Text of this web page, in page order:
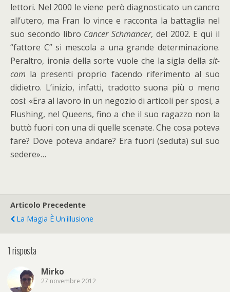
lettori. Nel 2000 le viene però diagnosticato un cancro
all’utero, ma Fran lo vince e racconta la battaglia nel
suo secondo libro Cancer Schmancer, del 2002. E qui il
“fattore C” si mescola a una grande determinazione.
Peraltro, ironia della sorte vuole che la sigla della sit-
com la presenti proprio facendo riferimento al suo
didietro. L’inizio, infatti, tradotto suona più o meno
così: «Era al lavoro in un negozio di articoli per sposi, a
Flushing, nel Queens, fino a che il suo ragazzo non la
buttò fuori con una di quelle scenate. Che cosa poteva
fare? Dove poteva andare? Era fuori (seduta) sul suo
sedere»…
Articolo Precedente
La Magia È Un'illusione
1 risposta
Mirko
27 novembre 2012